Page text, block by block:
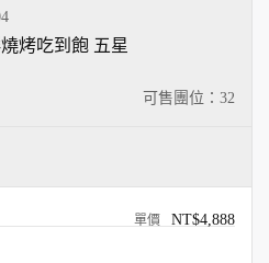
可售團位： 32
烤吃到飽 五星
NT$4,888